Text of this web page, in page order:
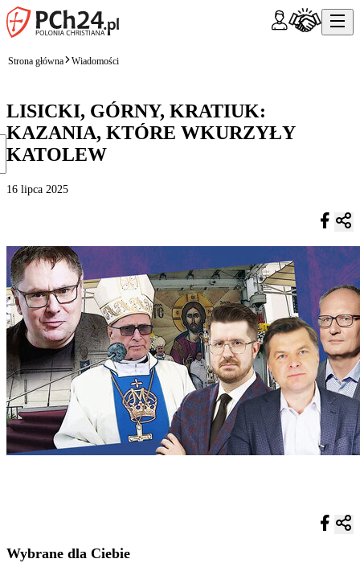
Strona główna Wiadomości
LISICKI, GÓRNY, KRATIUK:
KAZANIA, KTÓRE WKURZYŁY
KATOLEW
16 lipca 2025
Wybrane dla Ciebie